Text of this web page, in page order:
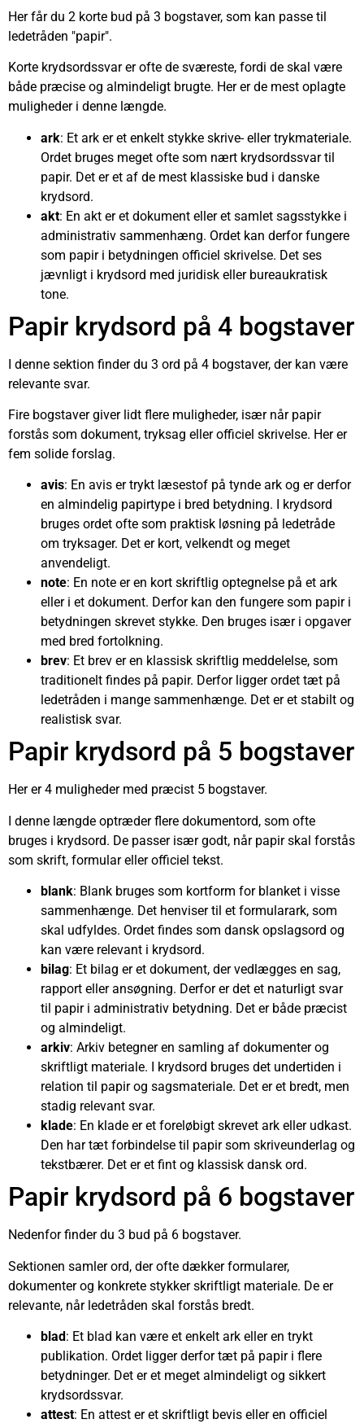
Her får du 2 korte bud på 3 bogstaver, som kan passe til
ledetråden "papir".
Korte krydsordssvar er ofte de sværeste, fordi de skal være
både præcise og almindeligt brugte. Her er de mest oplagte
muligheder i denne længde.
ark: Et ark er et enkelt stykke skrive- eller trykmateriale.
Ordet bruges meget ofte som nært krydsordssvar til
papir. Det er et af de mest klassiske bud i danske
krydsord.
akt: En akt er et dokument eller et samlet sagsstykke i
administrativ sammenhæng. Ordet kan derfor fungere
som papir i betydningen officiel skrivelse. Det ses
jævnligt i krydsord med juridisk eller bureaukratisk
tone.
Papir krydsord på 4 bogstaver
I denne sektion finder du 3 ord på 4 bogstaver, der kan være
relevante svar.
Fire bogstaver giver lidt flere muligheder, især når papir
forstås som dokument, tryksag eller officiel skrivelse. Her er
fem solide forslag.
avis: En avis er trykt læsestof på tynde ark og er derfor
en almindelig papirtype i bred betydning. I krydsord
bruges ordet ofte som praktisk løsning på ledetråde
om tryksager. Det er kort, velkendt og meget
anvendeligt.
note: En note er en kort skriftlig optegnelse på et ark
eller i et dokument. Derfor kan den fungere som papir i
betydningen skrevet stykke. Den bruges især i opgaver
med bred fortolkning.
brev: Et brev er en klassisk skriftlig meddelelse, som
traditionelt findes på papir. Derfor ligger ordet tæt på
ledetråden i mange sammenhænge. Det er et stabilt og
realistisk svar.
Papir krydsord på 5 bogstaver
Her er 4 muligheder med præcist 5 bogstaver.
I denne længde optræder flere dokumentord, som ofte
bruges i krydsord. De passer især godt, når papir skal forstås
som skrift, formular eller officiel tekst.
blank: Blank bruges som kortform for blanket i visse
sammenhænge. Det henviser til et formularark, som
skal udfyldes. Ordet findes som dansk opslagsord og
kan være relevant i krydsord.
bilag: Et bilag er et dokument, der vedlægges en sag,
rapport eller ansøgning. Derfor er det et naturligt svar
til papir i administrativ betydning. Det er både præcist
og almindeligt.
arkiv: Arkiv betegner en samling af dokumenter og
skriftligt materiale. I krydsord bruges det undertiden i
relation til papir og sagsmateriale. Det er et bredt, men
stadig relevant svar.
klade: En klade er et foreløbigt skrevet ark eller udkast.
Den har tæt forbindelse til papir som skriveunderlag og
tekstbærer. Det er et fint og klassisk dansk ord.
Papir krydsord på 6 bogstaver
Nedenfor finder du 3 bud på 6 bogstaver.
Sektionen samler ord, der ofte dækker formularer,
dokumenter og konkrete stykker skriftligt materiale. De er
relevante, når ledetråden skal forstås bredt.
blad: Et blad kan være et enkelt ark eller en trykt
publikation. Ordet ligger derfor tæt på papir i flere
betydninger. Det er et meget almindeligt og sikkert
krydsordssvar.
attest: En attest er et skriftligt bevis eller en officiel